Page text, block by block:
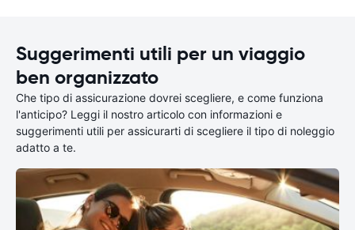
Suggerimenti utili per un viaggio
ben organizzato
Che tipo di assicurazione dovrei scegliere, e come funziona
l'anticipo? Leggi il nostro articolo con informazioni e
suggerimenti utili per assicurarti di scegliere il tipo di noleggio
adatto a te.